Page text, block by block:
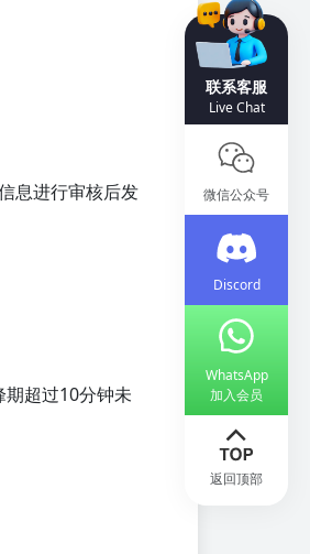
息进行审核后发
超过10分钟未
联系客服
Live Chat
微信公众号
Discord
WhatsApp
加入会员
返回顶部